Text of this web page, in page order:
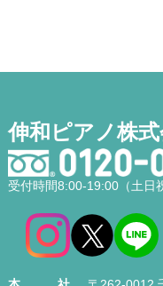
伸和ピアノ株
受付時間8:00-19:00（土日